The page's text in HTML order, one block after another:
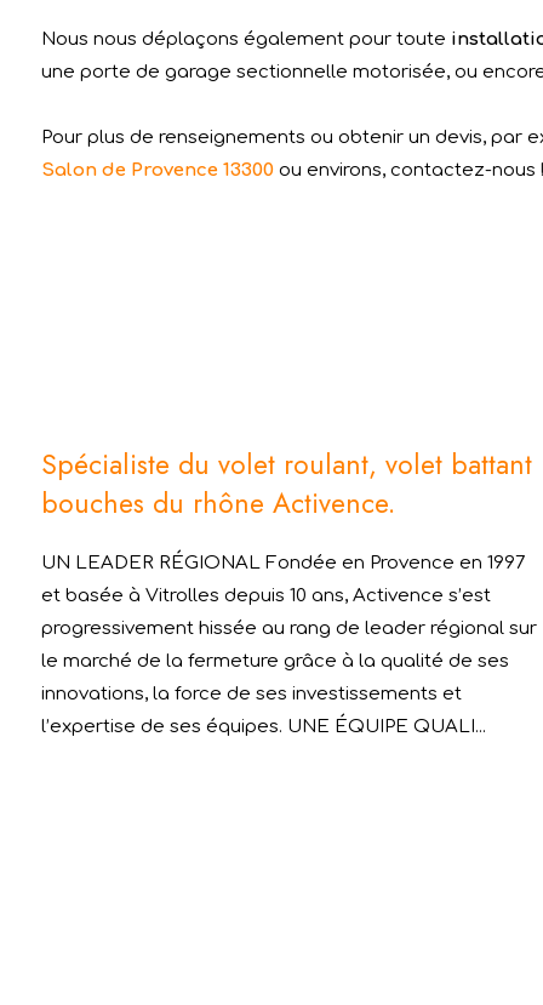
Nous nous déplaçons également pour toute
une porte de garage sectionnelle motorisée, ou
Pour plus de renseignements ou obtenir un devis, par
Salon de Provence 13300ou environs, contactez-nous !
Spécialiste du volet roulant, volet battant
bouches du rhône Activence.
UN LEADER RÉGIONAL Fondée en Provence en 1997
et basée à Vitrolles depuis 10 ans, Activence s’est
progressivement hissée au rang de leader régional sur
le marché de la fermeture grâce à la qualité de ses
innovations, la force de ses investissements et
l’expertise de ses équipes. UNE ÉQUIPE QUALI...